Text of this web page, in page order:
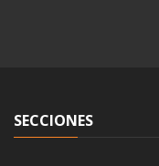
SECCIONES